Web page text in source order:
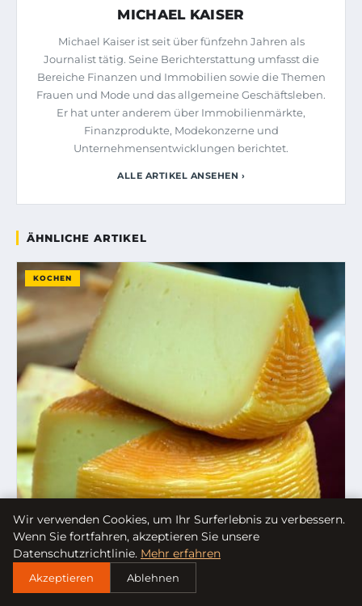
MICHAEL KAISER
Michael Kaiser ist seit über fünfzehn Jahren als
Journalist tätig. Seine Berichterstattung umfasst die
Bereiche Finanzen und Immobilien sowie die Themen
Frauen und Mode und das allgemeine Geschäftsleben.
Er hat unter anderem über Immobilienmärkte,
Finanzprodukte, Modekonzerne und
Unternehmensentwicklungen berichtet.
ALLE ARTIKEL ANSEHEN ›
ÄHNLICHE ARTIKEL
KOCHEN
Wir verwenden Cookies, um Ihr Surferlebnis zu verbessern.
Wenn Sie fortfahren, akzeptieren Sie unsere
Datenschutzrichtlinie. Mehr erfahren
Akzeptieren Ablehnen